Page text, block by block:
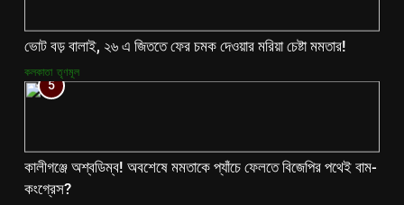
ভোট বড় বালাই, ২৬ এ জিততে ফের চমক দেওয়ার মরিয়া চেষ্টা মমতার!
কলকাতা তৃণমূল
5
কালীগঞ্জে অশ্বডিম্ব! অবশেষে মমতাকে প্যাঁচে ফেলতে বিজেপির পথেই বাম-
কংগ্রেস?